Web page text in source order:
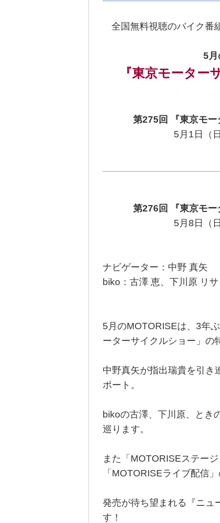
全国無料視聴のバイク番
5
『東京モーター
第275回 『東京モ
5月1日（
第276回 『東京モ
5月8日（
ナビゲーター：中野 真矢
biko：古澤 恵、下川原 リ
5月のMOTORISEは、3年
ーターサイクルショー」の
中野真矢が指出瑞貴を引き
ポート。
bikoの古澤、下川原、とき
巡ります。
また「MOTORISEステー
「MOTORISEライブ配信
発売が待ち望まれる『ニュ
す！